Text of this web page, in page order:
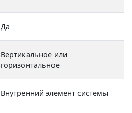
Да
Вертикальное или
горизонтальное
Внутренний элемент системы